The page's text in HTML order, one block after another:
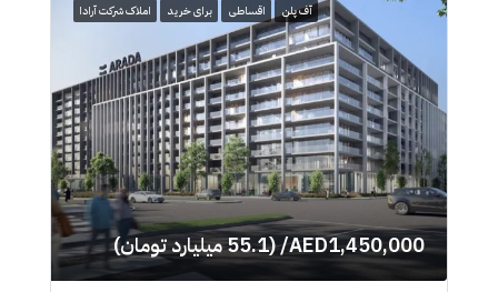
آف پلن اقساطی برای خرید املاک شرکت آرادا
AED1,450,000/ (55.1 میلیارد تومان)